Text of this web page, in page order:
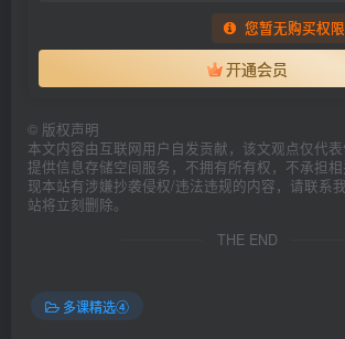
您暂无购买权
开通会员
© 版权声明
本文内容由互联网用户自发贡献，该文观点仅代
提供信息存储空间服务，不拥有所有权，不承担
现本站有涉嫌抄袭侵权/违法违规的内容，请联系
站将立刻删除。
THE END
多课精选④